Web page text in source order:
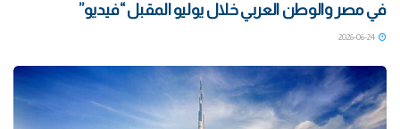
في مصر والوطن العربي خلال يوليو المقبل “فيديو”